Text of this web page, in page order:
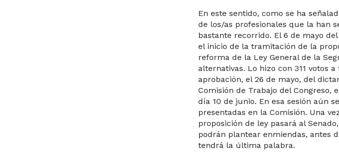
En este sentido, como se ha
de los/as profesionales que la han
bastante recorrido. El 6 de mayo
el inicio de la tramitación de la
reforma de la Ley General de la
alternativas. Lo hizo con 311 votos
aprobación, el 26 de mayo, del
Comisión de Trabajo del Congreso,
día 10 de junio. En esa sesión aún
presentadas en la Comisión. Una
proposición de ley pasará al
podrán plantear enmiendas, antes
tendrá la última palabra.